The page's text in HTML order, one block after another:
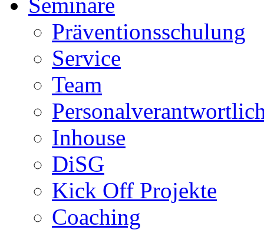
Präventionsschulung
Service
Team
Inhouse
DiSG
Kick Off Projekte
Coaching